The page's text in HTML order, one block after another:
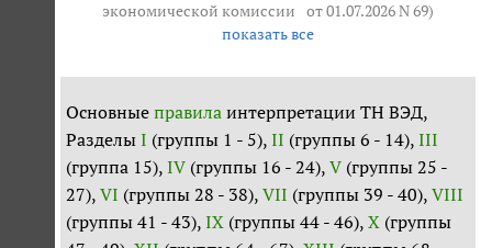
экономической комиссии
от 01.07.2026 N 69)
показать все
Основные правила интерпретации ТН ВЭД,
Разделы I (группы 1 - 5), II (группы 6 - 14), III
(группа 15), IV (группы 16 - 24), V (группы 25 -
27), VI (группы 28 - 38), VII (группы 39 - 40), VIII
(группы 41 - 43), IX (группы 44 - 46), X (группы